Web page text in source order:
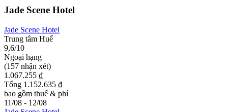
Jade Scene Hotel
Jade Scene Hotel
Trung tâm Huế
9,6/10
Ngoại hạng
(157 nhận xét)
1.067.255 ₫
Tổng 1.152.635 ₫
bao gồm thuế & phí
11/08 - 12/08